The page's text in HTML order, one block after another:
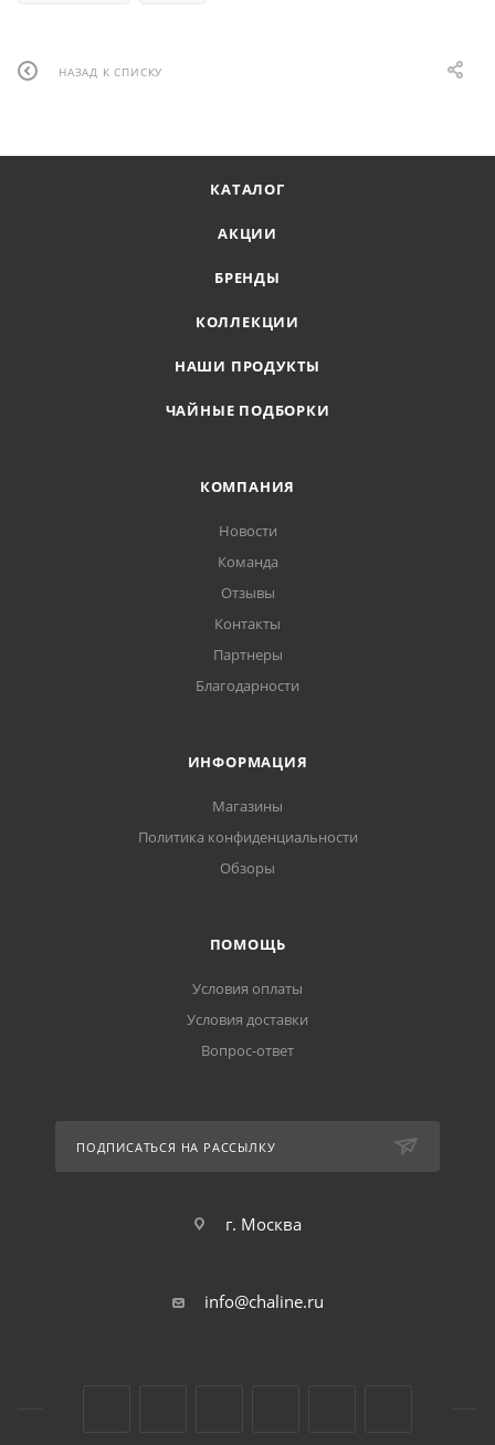
НАЗАД К СПИСКУ
КАТАЛОГ
АКЦИИ
БРЕНДЫ
КОЛЛЕКЦИИ
НАШИ ПРОДУКТЫ
ЧАЙНЫЕ ПОДБОРКИ
КОМПАНИЯ
Новости
Команда
Отзывы
Контакты
Партнеры
Благодарности
ИНФОРМАЦИЯ
Магазины
Политика конфиденциальности
Обзоры
ПОМОЩЬ
Условия оплаты
Условия доставки
Вопрос-ответ
ПОДПИСАТЬСЯ НА РАССЫЛКУ
г. Москва
info@chaline.ru